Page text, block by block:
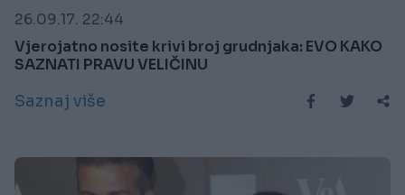
26.09.17. 22:44
Vjerojatno nosite krivi broj grudnjaka: EVO KAKO
SAZNATI PRAVU VELIČINU
Saznaj više